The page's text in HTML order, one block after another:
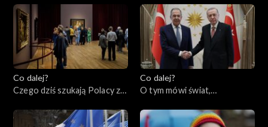
Co dalej?
Czego dziś szukają Polacy za
Co dalej?
O tym mówi świat,